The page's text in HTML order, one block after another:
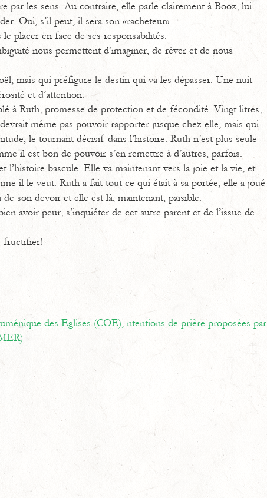
par les sens. Au contraire, elle parle clairement à Booz, lui
Oui, s’il peut, il sera son «racheteur».
placer en face de ses responsabilités.
nous permettent d’imaginer, de rêver et de nous
mais qui préfigure le destin qui va les dépasser. Une nuit
et d’attention.
à Ruth, promesse de protection et de fécondité. Vingt litres,
même pas pouvoir rapporter jusque chez elle, mais qui
le tournant décisif dans l’histoire. Ruth n’est plus seule
il est bon de pouvoir s’en remettre à d’autres, parfois.
l’histoire bascule. Elle va maintenant vers la joie et la vie, et
il le veut. Ruth a fait tout ce qui était à sa portée, elle a joué
son devoir et elle est là, maintenant, paisible.
avoir peur, s’inquiéter de cet autre parent et de l’issue de
fructifier!
des Eglises (COE), ntentions de prière proposées par